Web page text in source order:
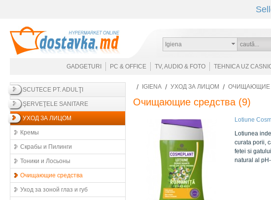
Igiena
GADGETURI PC & OFFICE TV, AUDIO & FOTO TEHNICA UZ
SCUTECE PT. ADULŢI
ŞERVEŢELE SANITARE
УХОД ЗА ЛИЦОМ
Кремы
Скрабы и Пилинги
Тоники и Лосьоны
Очищающие средства
Уход за зоной глаз и губ
IGIENA УХОД ЗА ЛИЦОМ ОЧИЩАЮЩИЕ
Очищающие средства (9)
Lotiune
Lotiunea
curata porii,
fetei si
natural al